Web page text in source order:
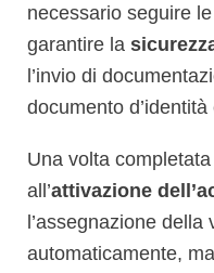
necessario seguire le
garantire la
l’invio di
documento
Una volta
all’attivazione
l’assegnazione
automaticamente,